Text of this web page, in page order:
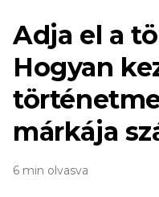
Adja el a
Hogyan
márkája
6 min olvasva